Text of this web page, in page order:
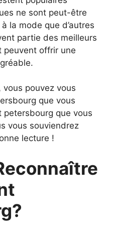
ne sont peut-être
la mode que d’autres
partie des meilleurs
peuvent offrir une
vous pouvez vous
que vous
petersbourg que vous
vous souviendrez
lecture !